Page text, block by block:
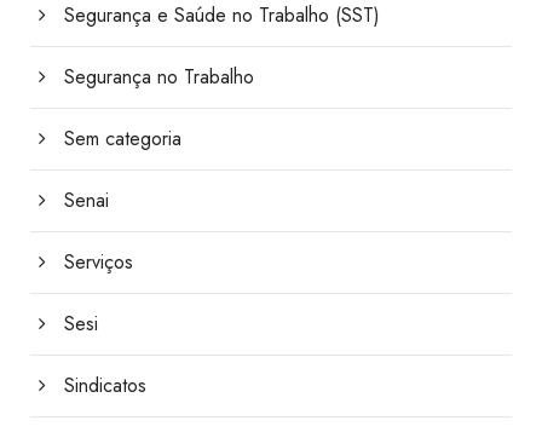
Segurança e Saúde no Trabalho (SST)
Segurança no Trabalho
Sem categoria
Senai
Serviços
Sesi
Sindicatos